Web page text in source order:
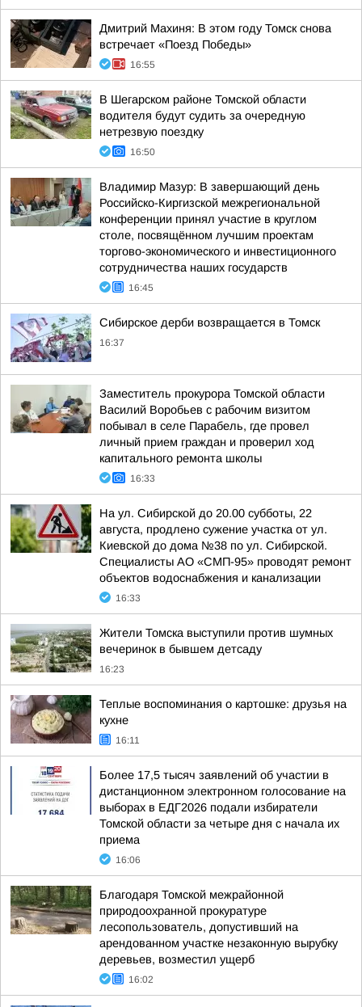
Дмитрий Махиня: В этом году Томск снова
встречает «Поезд Победы»
16:55
В Шегарском районе Томской области
водителя будут судить за очередную
нетрезвую поездку
16:50
Владимир Мазур: В завершающий день
Российско-Киргизской межрегиональной
конференции принял участие в круглом
столе, посвящённом лучшим проектам
торгово-экономического и инвестиционного
сотрудничества наших государств
16:45
Сибирское дерби возвращается в Томск
16:37
Заместитель прокурора Томской области
Василий Воробьев с рабочим визитом
побывал в селе Парабель, где провел
личный прием граждан и проверил ход
капитального ремонта школы
16:33
На ул. Сибирской до 20.00 субботы, 22
августа, продлено сужение участка от ул.
Киевской до дома №38 по ул. Сибирской.
Специалисты АО «СМП-95» проводят ремонт
объектов водоснабжения и канализации
16:33
Жители Томска выступили против шумных
вечеринок в бывшем детсаду
16:23
Теплые воспоминания о картошке: друзья на
кухне
16:11
Более 17,5 тысяч заявлений об участии в
дистанционном электронном голосование на
выборах в ЕДГ2026 подали избиратели
Томской области за четыре дня с начала их
приема
16:06
Благодаря Томской межрайонной
природоохранной прокуратуре
лесопользователь, допустивший на
арендованном участке незаконную вырубку
деревьев, возместил ущерб
16:02